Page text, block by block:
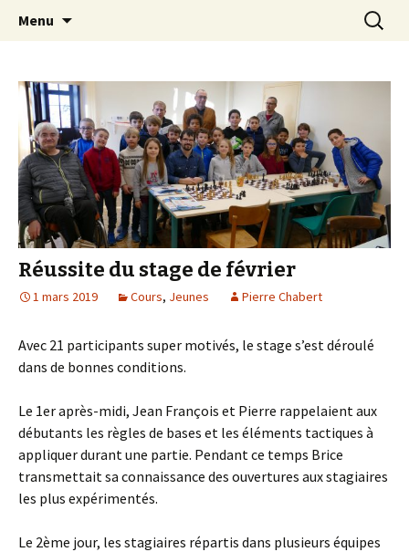
Club d échecs de l
agglomération
chambérienne
Les échecs pour tous
Menu
Réussite du stage de février
1 mars 2019 Cours, Jeunes Pierre Chabert
Avec 21 participants super motivés, le stage s’est déroulé
dans de bonnes conditions.
Le 1er après-midi, Jean François et Pierre rappelaient aux
débutants les règles de bases et les éléments tactiques à
appliquer durant une partie. Pendant ce temps Brice
transmettait sa connaissance des ouvertures aux stagiaires
les plus expérimentés.
Le 2ème jour, les stagiaires répartis dans plusieurs équipes